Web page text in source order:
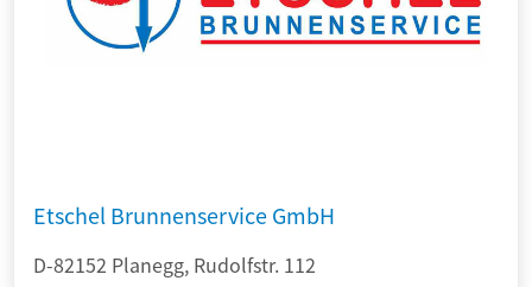
Etschel Brunnenservice GmbH
D-82152 Planegg, Rudolfstr. 112